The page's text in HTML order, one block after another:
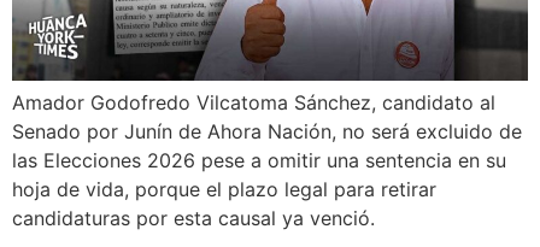
Amador Godofredo Vilcatoma Sánchez, candidato al
Senado por Junín de Ahora Nación, no será excluido de
las Elecciones 2026 pese a omitir una sentencia en su
hoja de vida, porque el plazo legal para retirar
candidaturas por esta causal ya venció.